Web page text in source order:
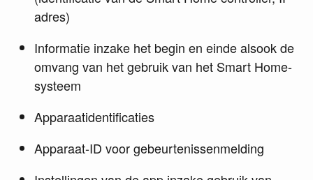
adres)
Informatie inzake het begin en einde alsook de
omvang van het gebruik van het Smart Home-
systeem
Apparaatidentificaties
Apparaat-ID voor gebeurtenissenmelding